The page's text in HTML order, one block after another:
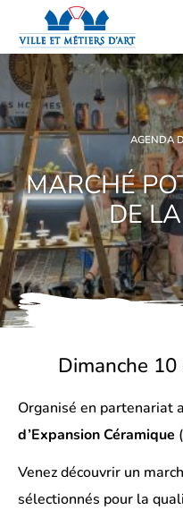
AGENDA
MARCHÉ
DE
Dimanche
Organisé en partenariat
d’Expansion Céramique
Venez découvrir un
sélectionnés pour la